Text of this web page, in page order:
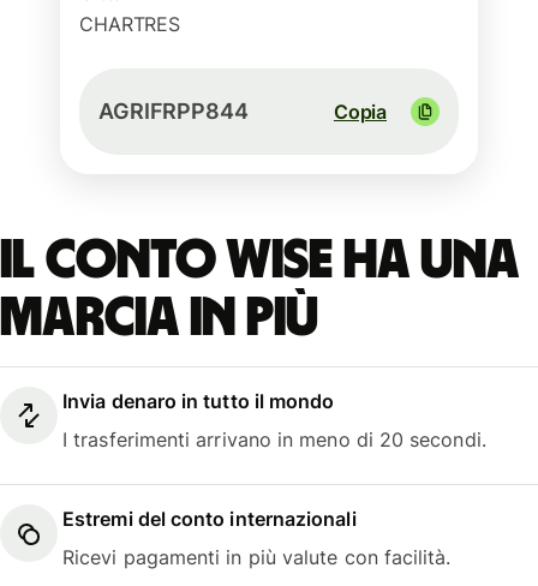
CHARTRES
AGRIFRPP844 Copia
Il conto Wise ha una
marcia in più
Invia denaro in tutto il mondo
I trasferimenti arrivano in meno di 20 secondi.
Estremi del conto internazionali
Ricevi pagamenti in più valute con facilità.